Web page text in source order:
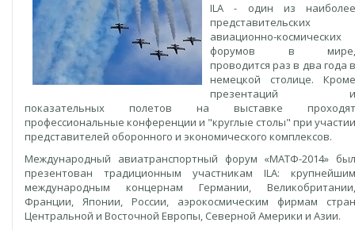
ILA - один из наиболее
представительских
авиационно-космических
форумов в мире,
проводится раз в два года в
немецкой столице. Кроме
презентаций и
показательных полетов на выставке проходят
профессиональные конференции и "круглые столы" при участии
представителей оборонного и экономического комплексов.
Международный авиатранспортный форум «МАТФ-2014» был
презентован традиционным участникам ІLА: крупнейшим
международным концернам Германии, Великобритании,
Франции, Японии, России, аэрокосмическим фирмам стран
Центральной и Восточной Европы, Северной Америки и Азии.